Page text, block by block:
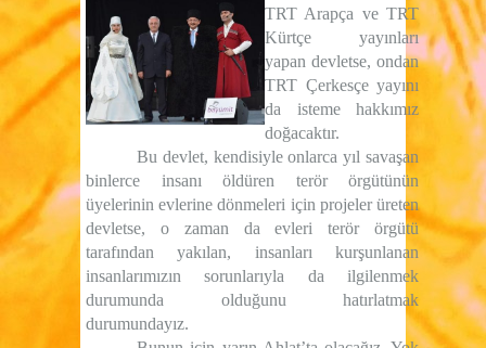
TRT Arapça ve TRT
Kürtçe yayınları
yapan devletse, ondan
TRT Çerkesçe yayını
da isteme hakkımız
doğacaktır.
Bu devlet, kendisiyle onlarca yıl savaşan
binlerce insanı öldüren terör örgütünün
üyelerinin evlerine dönmeleri için projeler üreten
devletse, o zaman da evleri terör örgütü
tarafından yakılan, insanları kurşunlanan
insanlarımızın sorunlarıyla da ilgilenmek
durumunda olduğunu hatırlatmak
durumundayız.